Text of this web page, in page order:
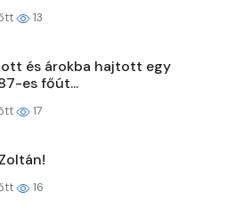
13
és árokba hajtott egy
es főút...
17
16